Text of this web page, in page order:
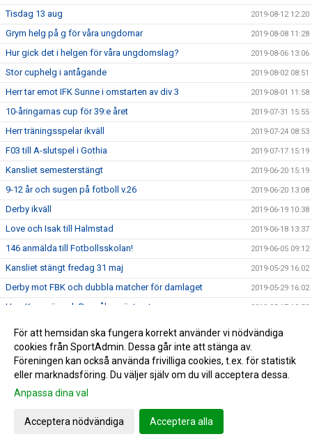
Tisdag 13 aug 2019-08-12 12:20
Grym helg på g för våra ungdomar 2019-08-08 11:28
Hur gick det i helgen för våra ungdomslag? 2019-08-06 13:06
Stor cuphelg i antågande 2019-08-02 08:51
Herr tar emot IFK Sunne i omstarten av div 3 2019-08-01 11:58
10-åringarnas cup för 39:e året 2019-07-31 15:55
Herr träningsspelar ikväll 2019-07-24 08:53
F03 till A-slutspel i Gothia 2019-07-17 15:19
Kansliet semesterstängt 2019-06-20 15:19
9-12 år och sugen på fotboll v.26 2019-06-20 13:08
Derby ikväll 2019-06-19 10:38
Love och Isak till Halmstad 2019-06-18 13:37
146 anmälda till Fotbollsskolan! 2019-06-05 09:12
Kansliet stängt fredag 31 maj 2019-05-29 16:02
Derby mot FBK och dubbla matcher för damlaget 2019-05-29 16:02
Herr-Kungsör och Dam åker västerut 2019-05-17 10:52
Tennisbanorna öppna 2019-05-07 21:24
135 anmälda till vår fotbollsskola "Lira Blågult"
Stina, Love och Isac uttagna till Svealandslägret 2019-05-02 15:03
Herr premiär ikväll
För att hemsidan ska fungera korrekt använder vi nödvändiga
cookies från SportAdmin. Dessa går inte att stänga av.
Föreningen kan också använda frivilliga cookies, t.ex. för statistik
eller marknadsföring. Du väljer själv om du vill acceptera dessa.
Anpassa dina val
Acceptera nödvändiga Acceptera alla